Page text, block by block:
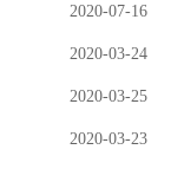
2020-07-16
2020-03-24
2020-03-25
2020-03-23